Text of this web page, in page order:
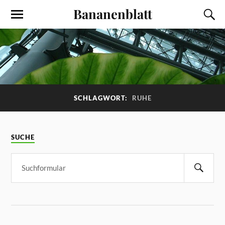
Bananenblatt
SCHLAGWORT: RUHE
SUCHE